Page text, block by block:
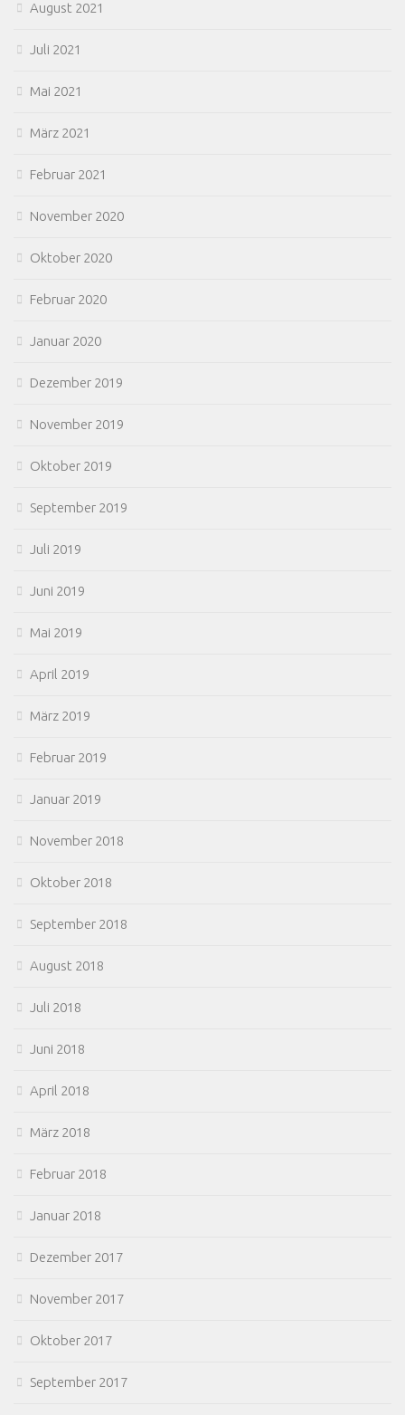
August 2021
Juli 2021
Mai 2021
März 2021
Februar 2021
November 2020
Oktober 2020
Februar 2020
Januar 2020
Dezember 2019
November 2019
Oktober 2019
September 2019
Juli 2019
Juni 2019
Mai 2019
April 2019
März 2019
Februar 2019
Januar 2019
November 2018
Oktober 2018
September 2018
August 2018
Juli 2018
Juni 2018
April 2018
März 2018
Februar 2018
Januar 2018
Dezember 2017
November 2017
Oktober 2017
September 2017